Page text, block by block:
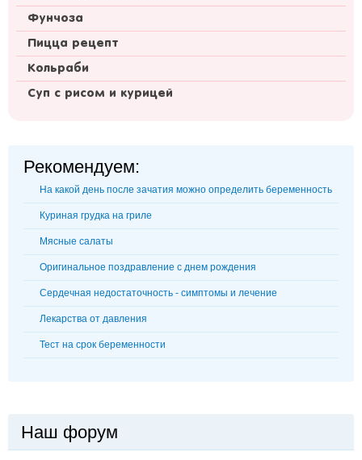
Фунчоза
Пицца рецепт
Кольраби
Суп с рисом и курицей
Рекомендуем:
На какой день после зачатия можно определить беременность
Куриная грудка на гриле
Мясные салаты
Оригинальное поздравление с днем рождения
Сердечная недостаточность - симптомы и лечение
Лекарства от давления
Тест на срок беременности
Наш форум